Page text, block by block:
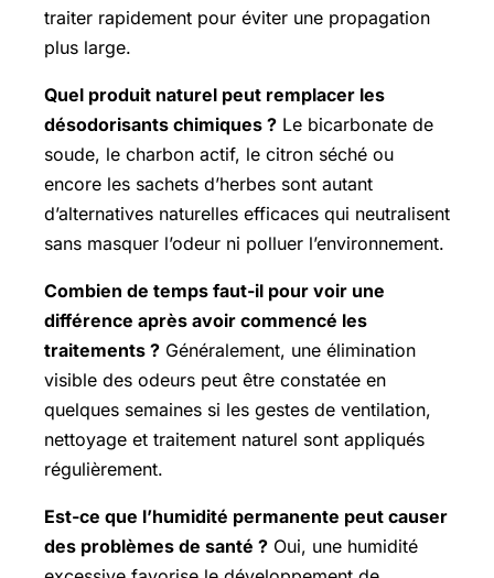
traiter rapidement pour éviter une propagation
plus large.
Quel produit naturel peut remplacer les
désodorisants chimiques ? Le bicarbonate de
soude, le charbon actif, le citron séché ou
encore les sachets d’herbes sont autant
d’alternatives naturelles efficaces qui neutralisent
sans masquer l’odeur ni polluer l’environnement.
Combien de temps faut-il pour voir une
différence après avoir commencé les
traitements ? Généralement, une élimination
visible des odeurs peut être constatée en
quelques semaines si les gestes de ventilation,
nettoyage et traitement naturel sont appliqués
régulièrement.
Est-ce que l’humidité permanente peut causer
des problèmes de santé ? Oui, une humidité